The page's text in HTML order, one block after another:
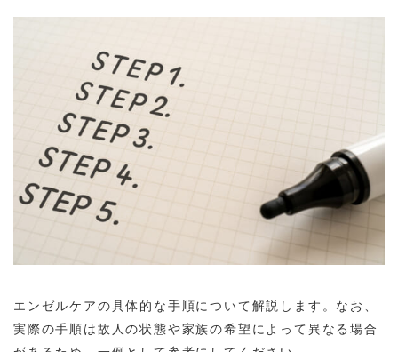
エンゼルケアの具体的な手順について解説します。なお、
実際の手順は故人の状態や家族の希望によって異なる場合